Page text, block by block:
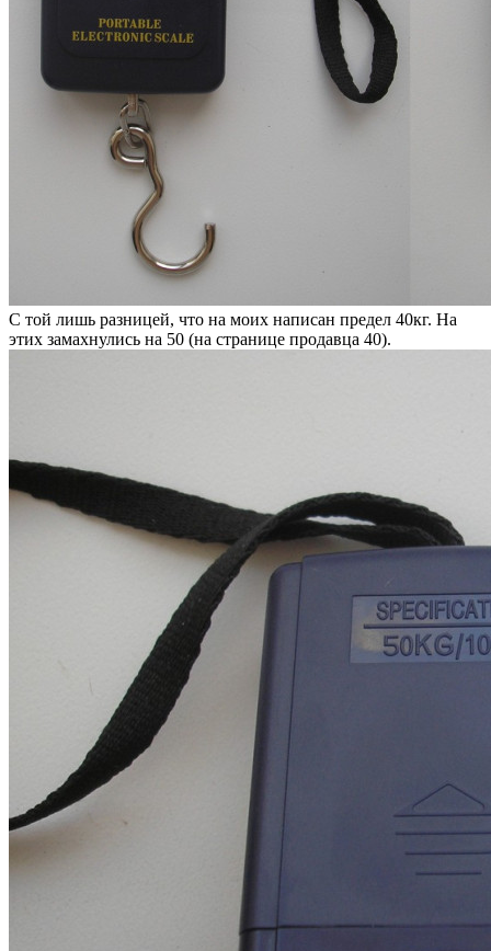
С той лишь разницей, что на моих написан предел 40кг. На
этих замахнулись на 50 (на странице продавца 40).